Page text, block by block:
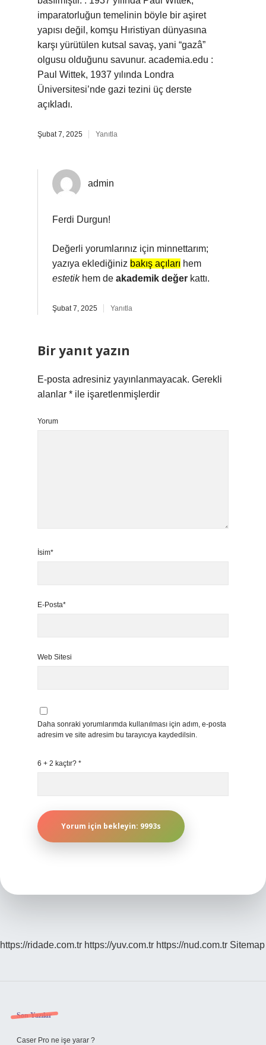
imparatorluğun temelinin böyle bir aşiret
yapısı değil, komşu Hıristiyan dünyasına
karşı yürütülen kutsal savaş, yani “gazâ”
olgusu olduğunu savunur. academia.edu :
Paul Wittek, 1937 yılında Londra
Üniversitesi’nde gazi tezini üç derste
açıkladı.
Şubat 7, 2025 Yanıtla
admin
Ferdi Durgun!
Değerli yorumlarınız için minnettarım;
yazıya eklediğiniz bakış açıları hem
estetikhem de akademik değer kattı.
Şubat 7, 2025 Yanıtla
Bir yanıt yazın
E-posta adresiniz yayınlanmayacak. Gerekli
alanlar * ile işaretlenmişlerdir
Yorum
İsim*
E-Posta*
Web Sitesi
Daha sonraki yorumlarımda kullanılması için adım, e-posta
adresim ve site adresim bu tarayıcıya kaydedilsin.
6 + 2 kaçtır? *
https://ridade.com.tr https://yuv.com.tr https://nud.com.tr Sitemap
Sidebar
Son Yazılar
Caser Pro ne işe yarar ?